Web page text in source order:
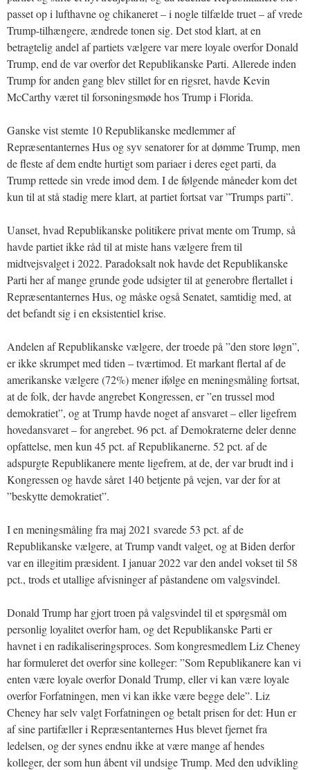
passet op i lufthavne og chikaneret – i nogle tilfælde truet – af vrede
Trump-tilhængere, ændrede tonen sig. Det stod klart, at en
betragtelig andel af partiets vælgere var mere loyale overfor Donald
Trump, end de var overfor det Republikanske Parti. Allerede inden
Trump for anden gang blev stillet for en rigsret, havde Kevin
McCarthy været til forsoningsmøde hos Trump i Florida.
Ganske vist stemte 10 Republikanske medlemmer af
Repræsentanternes Hus og syv senatorer for at dømme Trump, men
de fleste af dem endte hurtigt som pariaer i deres eget parti, da
Trump rettede sin vrede imod dem. I de følgende måneder kom det
kun til at stå stadig mere klart, at partiet fortsat var ”Trumps parti”.
Uanset, hvad Republikanske politikere privat mente om Trump, så
havde partiet ikke råd til at miste hans vælgere frem til
midtvejsvalget i 2022. Paradoksalt nok havde det Republikanske
Parti her af mange grunde gode udsigter til at generobre flertallet i
Repræsentanternes Hus, og måske også Senatet, samtidig med, at
det befandt sig i en eksistentiel krise.
Andelen af Republikanske vælgere, der troede på ”den store løgn”,
er ikke skrumpet med tiden – tværtimod. Et markant flertal af de
amerikanske vælgere (72%) mener ifølge en meningsmåling fortsat,
at de folk, der havde angrebet Kongressen, er ”en trussel mod
demokratiet”, og at Trump havde noget af ansvaret – eller ligefrem
hovedansvaret – for angrebet. 96 pct. af Demokraterne deler denne
opfattelse, men kun 45 pct. af Republikanerne. 52 pct. af de
adspurgte Republikanere mente ligefrem, at de, der var brudt ind i
Kongressen og havde såret 140 betjente på vejen, var der for at
”beskytte demokratiet”.
I en meningsmåling fra maj 2021 svarede 53 pct. af de
Republikanske vælgere, at Trump vandt valget, og at Biden derfor
var en illegitim præsident. I januar 2022 var den andel vokset til 58
pct., trods et utallige afvisninger af påstandene om valgsvindel.
Donald Trump har gjort troen på valgsvindel til et spørgsmål om
personlig loyalitet overfor ham, og det Republikanske Parti er
havnet i en radikaliseringsproces. Som kongresmedlem Liz Cheney
har formuleret det overfor sine kolleger: ”Som Republikanere kan vi
enten være loyale overfor Donald Trump, eller vi kan være loyale
overfor Forfatningen, men vi kan ikke være begge dele”. Liz
Cheney har selv valgt Forfatningen og betalt prisen for det: Hun er
af sine partifæller i Repræsentanternes Hus blevet fjernet fra
ledelsen, og der synes endnu ikke at være mange af hendes
kolleger, der som hun åbent vil undsige Trump. Med den udvikling